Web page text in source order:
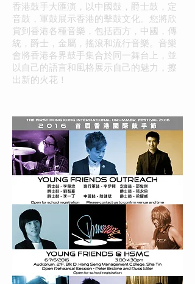
香港鼓手大匯演，以中國鼓，爵士鼓，定
音鼓，軍鼓展示香港的擊鼓文化。您將欣
賞到香港各種音樂，包括西方，中國，傳
統，爵士，金屬，搖滾和流行音樂。音樂
會將香港各界鼓手集合於同一舞台上，並
以自己的語言和風格展示自己的魅力，擦
出新的火花！